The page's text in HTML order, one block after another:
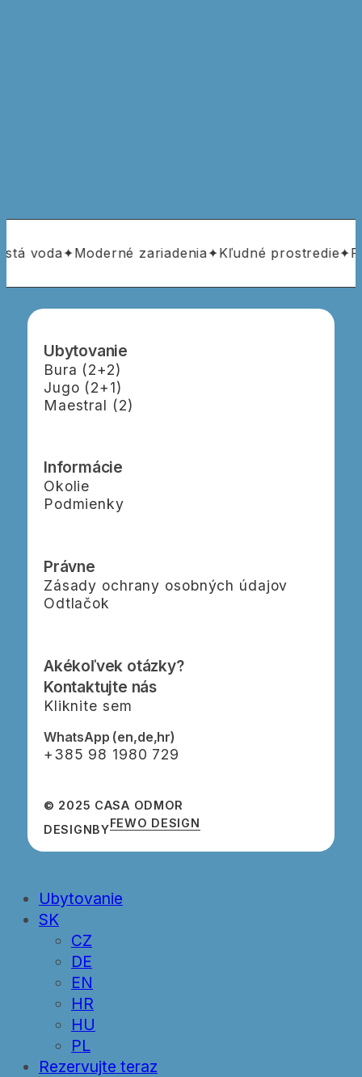
voda✦Moderné zariadenia✦Kľudné prostredie✦
Ubytovanie
Bura (2+2)
Jugo (2+1)
Maestral (2)
Informácie
Okolie
Podmienky
Právne
Zásady ochrany osobných údajov
Odtlačok
Akékoľvek otázky?
Kontaktujte nás
Kliknite sem
WhatsApp (en,de,hr)
‭+385 98 1980 729‬
© 2025 CASA ODMOR
DESIGNBYFEWO DESIGN
Close
Menu
Ubytovanie
SK
CZ
DE
EN
HR
HU
PL
Rezervujte teraz